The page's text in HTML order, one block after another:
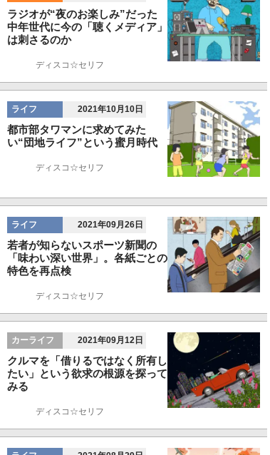
ラジオが“夜のお楽しみ”だった
中年世代に今の「聴くメディア」
は刺さるのか
ディスコ☆セリフ
ライフ 2021年10月10日
都市部タワマンに求めてみた
い“団地ライフ”という蜜月時代
ディスコ☆セリフ
ライフ 2021年09月26日
若者が知らないスポーツ新聞の
「味わい深い世界」。各紙ごとの
特色を再点検
ディスコ☆セリフ
カーライフ 2021年09月12日
クルマを「借りるではなく所有し
たい」という欲求の根源を探って
みる
ディスコ☆セリフ